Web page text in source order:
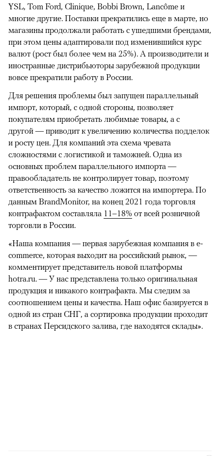
YSL, Tom Ford, Clinique, Bobbi Brown, Lancôme и
многие другие. Поставки прекратились еще в марте, но
магазины продолжали работать с ушедшими брендами,
при этом цены адаптировали под изменившийся курс
валют (рост был более чем на 25%). А производители и
иностранные дистрибьюторы зарубежной продукции
вовсе прекратили работу в России.
Для решения проблемы был запущен параллельный
импорт, который, с одной стороны, позволяет
покупателям приобретать любимые товары, а с
другой — приводит к увеличению количества подделок
и росту цен. Для компаний эта схема чревата
сложностями с логистикой и таможней. Одна из
основных проблем параллельного импорта —
правообладатель не контролирует товар, поэтому
ответственность за качество ложится на импортера. По
данным BrandMonitor, на конец 2021 года торговля
контрафактом составляла 11–18% от всей розничной
торговли в России.
«Наша компания — первая зарубежная компания в e-
commerce, которая выходит на российский рынок, —
комментирует представитель новой платформы
hotra.ru. — У нас представлена только оригинальная
продукция и никакого контрафакта. Мы следим за
соотношением цены и качества. Наш офис базируется в
одной из стран СНГ, а сортировка продукции проходит
в странах Персидского залива, где находятся склады».